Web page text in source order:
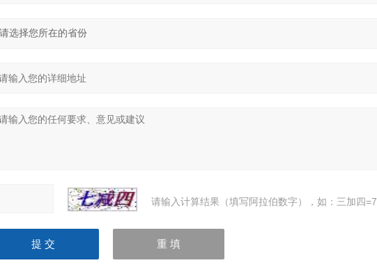
请输入计算结果（填写阿拉伯数字），如：三加四=7